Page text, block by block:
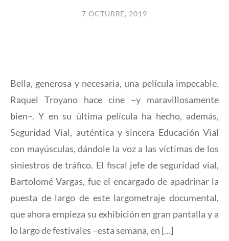
7 OCTUBRE, 2019
Bella, generosa y necesaria, una película impecable.
Raquel Troyano hace cine –y maravillosamente
bien–. Y en su última película ha hecho, además,
Seguridad Vial, auténtica y sincera Educación Vial
con mayúsculas, dándole la voz a las víctimas de los
siniestros de tráfico. El fiscal jefe de seguridad vial,
Bartolomé Vargas, fue el encargado de apadrinar la
puesta de largo de este largometraje documental,
que ahora empieza su exhibición en gran pantalla y a
lo largo de festivales –esta semana, en […]